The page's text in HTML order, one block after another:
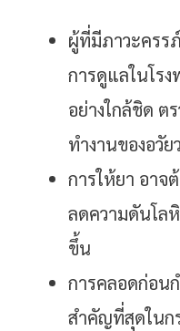
ผู้ที่มีภาวะครร
การดูแลในโรง
อย่างใกล้ชิด ต
ทำงานของอวั
การให้ยา อาจ
ลดความดันโล
ขึ้น
การคลอดก่อน
สำคัญที่สุดใน